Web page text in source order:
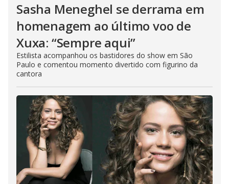
Sasha Meneghel se derrama em
homenagem ao último voo de
Xuxa: “Sempre aqui”
Estilista acompanhou os bastidores do show em São
Paulo e comentou momento divertido com figurino da
cantora